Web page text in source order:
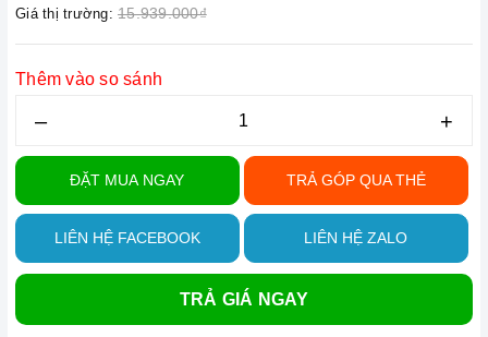
Giá thị trường: 15.939.000₫
Thêm vào so sánh
– +
ĐẶT MUA NGAY TRẢ GÓP QUA THẺ
LIÊN HỆ FACEBOOK LIÊN HỆ ZALO
TRẢ GIÁ NGAY